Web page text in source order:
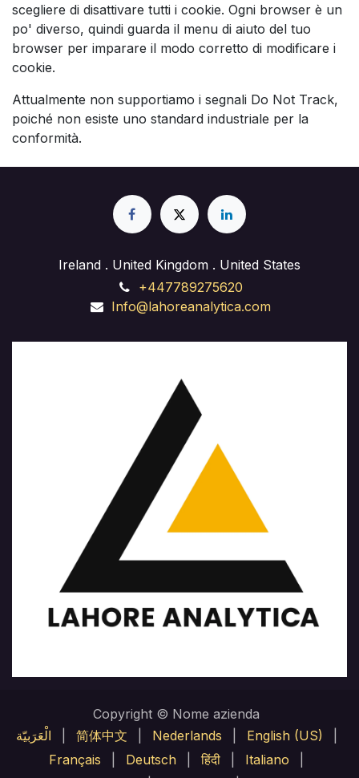
scegliere di disattivare tutti i cookie. Ogni browser è un
po' diverso, quindi guarda il menu di aiuto del tuo
browser per imparare il modo corretto di modificare i
cookie.
Attualmente non supportiamo i segnali Do Not Track,
poiché non esiste uno standard industriale per la
conformità.
Ireland . United Kingdom . United States
+447789275620
Info@lahoreanalytica.com
Copyright © Nome azienda
الْعَرَبيّة
简体中文 Nederlands English (US)
Français
Deutsch हिंदी Italiano